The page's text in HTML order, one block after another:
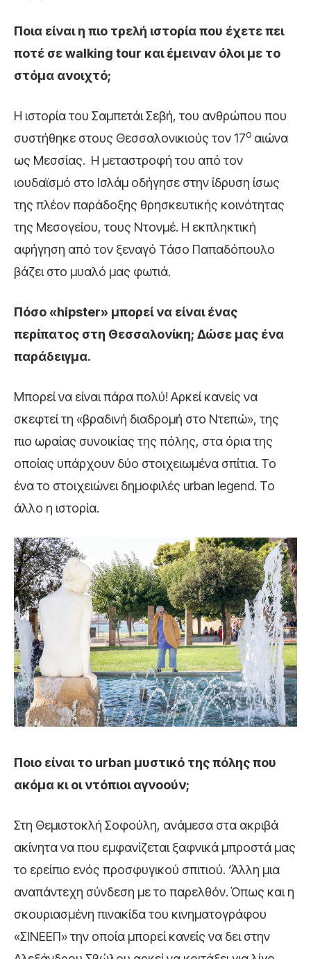
Ποια είναι η πιο τρελή ιστορίαπου έχετε πει
ποτέ σε walking tour και έμειναν όλοι με το
στόμα ανοιχτό;
Η ιστορία του Σαμπετάι Σεβή, του ανθρώπου που
συστήθηκε στους Θεσσαλονικιούς τον 17ο αιώνα
ως Μεσσίας. Η μεταστροφή του από τον
ιουδαϊσμό στο Ισλάμ οδήγησε στην ίδρυση ίσως
της πλέον παράδοξης θρησκευτικής κοινότητας
της Μεσογείου, τους Ντονμέ. Η εκπληκτική
αφήγηση από τον ξεναγό Τάσο Παπαδόπουλο
βάζει στο μυαλό μας φωτιά.
Πόσο «hipster» μπορεί να είναι ένας
περίπατος στη Θεσσαλονίκη; Δώσε μας ένα
παράδειγμα.
Μπορεί να είναι πάρα πολύ! Αρκεί κανείς να
σκεφτεί τη «βραδινή διαδρομή στο Ντεπώ», της
πιο ωραίας συνοικίας της πόλης, στα όρια της
οποίας υπάρχουν δύο στοιχειωμένα σπίτια. Το
ένα το στοιχειώνει δημοφιλές urban legend. Το
άλλο η ιστορία.
Ποιο είναι το urban μυστικό της πόλης που
ακόμα κι οι ντόπιοι αγνοούν;
Στη Θεμιστοκλή Σοφούλη, ανάμεσα στα ακριβά
ακίνητα να που εμφανίζεται ξαφνικά μπροστά μας
το ερείπιο ενός προσφυγικού σπιτιού. ‘Άλλη μια
αναπάντεχη σύνδεση με το παρελθόν. Όπως και η
σκουριασμένη πινακίδα του κινηματογράφου
«ΣΙΝΕΕΠ» την οποία μπορεί κανείς να δει στην